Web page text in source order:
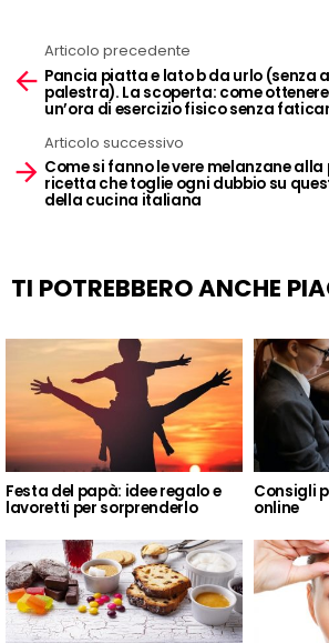
more
Articolo precedente
Pancia piatta e lato b da urlo (senza
palestra). La scoperta: come
un’ora di esercizio fisico senza
Articolo successivo
Come si fanno le vere melanzane
ricetta che toglie ogni dubbio su
della cucina italiana
TI POTREBBERO ANCHE
Festa del papà: idee regalo e
lavoretti per sorprenderlo
Consigli
online